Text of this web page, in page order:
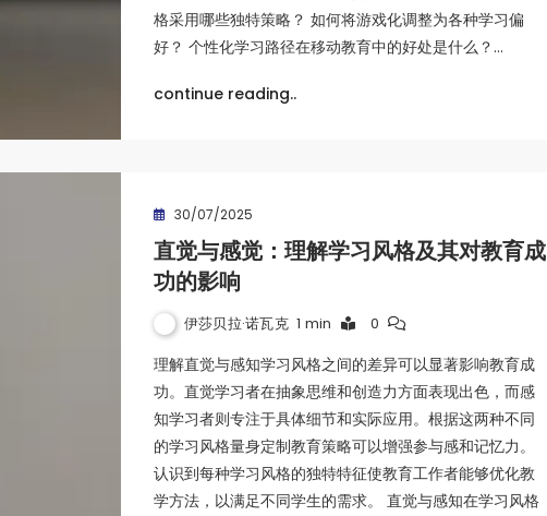
格采用哪些独特策略？ 如何将游戏化调整为各种学习偏
好？ 个性化学习路径在移动教育中的好处是什么？…
continue reading..
30/07/2025
直觉与感觉：理解学习风格及其对教育成
功的影响
伊莎贝拉·诺瓦克 1 min 0
理解直觉与感知学习风格之间的差异可以显著影响教育成
功。直觉学习者在抽象思维和创造力方面表现出色，而感
知学习者则专注于具体细节和实际应用。根据这两种不同
的学习风格量身定制教育策略可以增强参与感和记忆力。
认识到每种学习风格的独特特征使教育工作者能够优化教
学方法，以满足不同学生的需求。 直觉与感知在学习风格